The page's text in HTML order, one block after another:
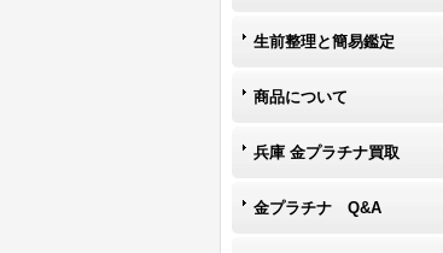
生前整理と簡易鑑定
商品について
兵庫 金プラチナ買取
金プラチナ Q&A